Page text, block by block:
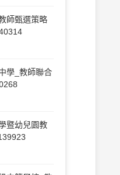
師甄選策略
學_教師聯合
暨幼兒園教